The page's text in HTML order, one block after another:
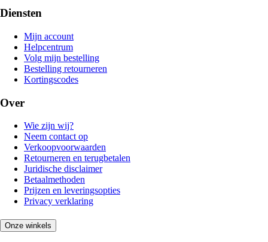
Diensten
Mijn account
Helpcentrum
Volg mijn bestelling
Bestelling retourneren
Kortingscodes
Over
Wie zijn wij?
Neem contact op
Verkoopvoorwaarden
Retourneren en terugbetalen
Juridische disclaimer
Betaalmethoden
Prijzen en leveringsopties
Privacy verklaring
Onze winkels